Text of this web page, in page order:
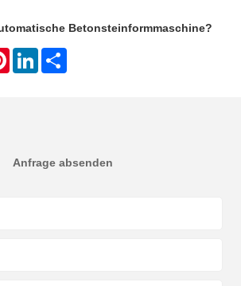
Betonsteinformmaschine?
PinterestLinkedIn
Anfrage absenden